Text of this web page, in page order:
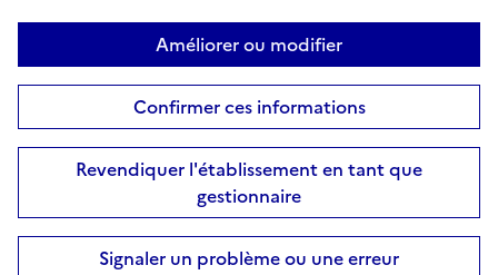
Améliorer ou modifier
Confirmer ces informations
Revendiquer l'établissement en tant que
gestionnaire
Signaler un problème ou une erreur